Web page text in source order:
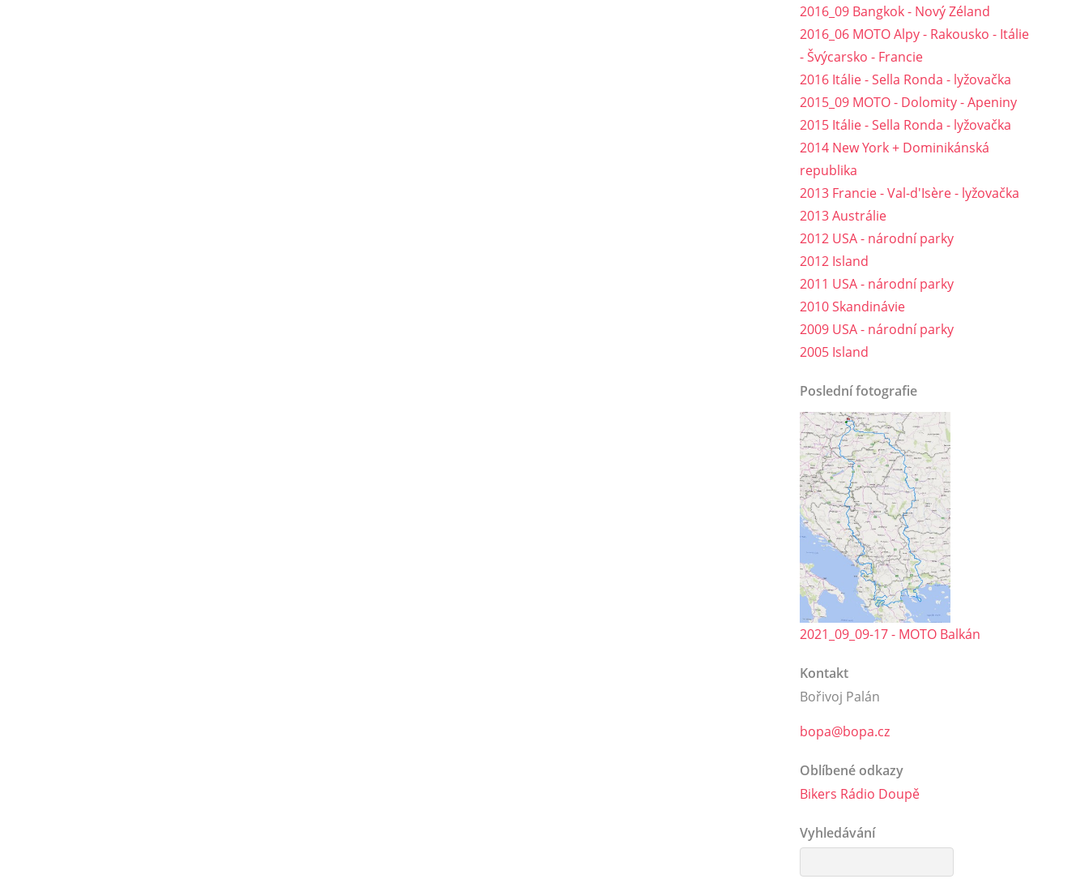
2016_09 Bangkok - Nový Zéland
2016_06 MOTO Alpy - Rakousko - Itálie
- Švýcarsko - Francie
2016 Itálie - Sella Ronda - lyžovačka
2015_09 MOTO - Dolomity - Apeniny
2015 Itálie - Sella Ronda - lyžovačka
2014 New York + Dominikánská
republika
2013 Francie - Val-d'Isère - lyžovačka
2013 Austrálie
2012 USA - národní parky
2012 Island
2011 USA - národní parky
2010 Skandinávie
2009 USA - národní parky
2005 Island
Poslední fotografie
2021_09_09-17 - MOTO Balkán
Kontakt
Bořivoj Palán
bopa@bopa.cz
Oblíbené odkazy
Bikers Rádio Doupě
Vyhledávání